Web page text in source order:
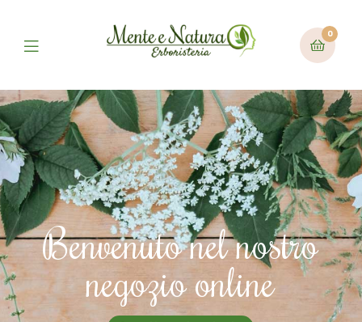
0
Benvenuto nel nostro
negozio online